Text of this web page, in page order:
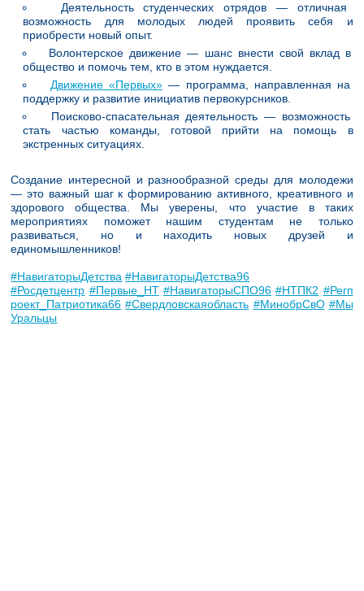
Деятельность студенческих отрядов — отличная
возможность для молодых людей проявить себя и
приобрести новый опыт.
Волонтерское движение — шанс внести свой вклад в
общество и помочь тем, кто в этом нуждается.
Движение «Первых»— программа, направленная на
поддержку и развитие инициатив первокурсников.
Поисково-спасательная деятельность — возможность
стать частью команды, готовой прийти на помощь в
экстренных ситуациях.
Создание интересной и разнообразной среды для молодежи
— это важный шаг к формированию активного, креативного и
здорового общества. Мы уверены, что участие в таких
мероприятиях поможет нашим студентам не только
развиваться, но и находить новых друзей и
единомышленников!
#НавигаторыДетства #НавигаторыДетства96
#Росдетцентр #Первые_НТ #НавигаторыСПО96 #НТПК2 #Регп
роект_Патриотика66 #Свердловскаяобласть #МинобрСвО #Мы
Уральцы